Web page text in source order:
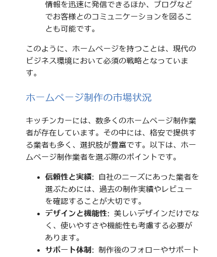
情報を迅速に発信できるほか、ブログなど
でお客様とのコミュニケーションを図るこ
とも可能です。
このように、ホームページを持つことは、現代の
ビジネス環境において必須の戦略となっていま
す。
ホームページ制作の市場状況
キッチンカーには、数多くのホームページ制作業
者が存在しています。その中には、格安で提供す
る業者も多く、選択肢が豊富です。以下は、ホー
ムページ制作業者を選ぶ際のポイントです。
信頼性と実績: 自社のニーズにあった業者を
選ぶためには、過去の制作実績やレビュー
を確認することが大切です。
デザインと機能性: 美しいデザインだけでな
く、使いやすさや機能性も考慮する必要が
あります。
サポート体制 : 制作後のフォローやサポート